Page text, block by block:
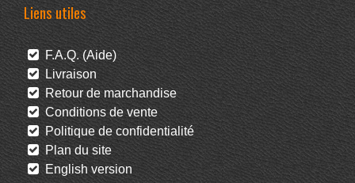
Liens utiles
F.A.Q. (Aide)
Livraison
Retour de marchandise
Conditions de vente
Politique de confidentialité
Plan du site
English version